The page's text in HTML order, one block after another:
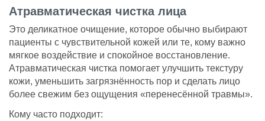
Атравматическая чистка лица
Это деликатное очищение, которое обычно выбирают
пациенты с чувствительной кожей или те, кому важно
мягкое воздействие и спокойное восстановление.
Атравматическая чистка помогает улучшить текстуру
кожи, уменьшить загрязнённость пор и сделать лицо
более свежим без ощущения «перенесённой травмы».
Кому часто подходит: